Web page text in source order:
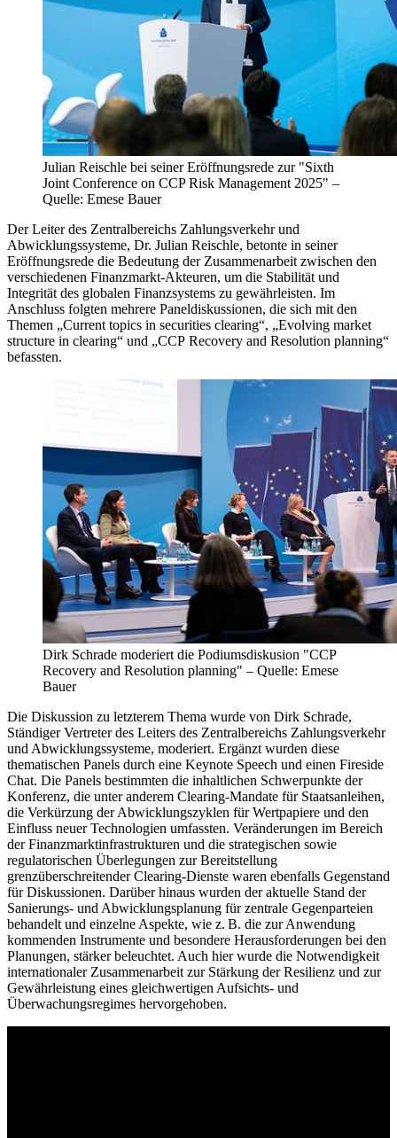
Julian Reischle bei seiner Eröffnungsrede zur "Sixth
Joint Conference on CCP Risk Management 2025" –
Quelle: Emese Bauer
Der Leiter des Zentralbereichs Zahlungsverkehr und
Abwicklungssysteme, Dr. Julian Reischle, betonte in seiner
Eröffnungsrede die Bedeutung der Zusammenarbeit zwischen den
verschiedenen Finanzmarkt-Akteuren, um die Stabilität und
Integrität des globalen Finanzsystems zu gewährleisten. Im
Anschluss folgten mehrere Paneldiskussionen, die sich mit den
Themen „Current topics in securities clearing“, „Evolving market
structure in clearing“ und „CCP Recovery and Resolution planning“
befassten.
Dirk Schrade moderiert die Podiumsdiskusion "CCP
Recovery and Resolution planning" – Quelle: Emese
Bauer
Die Diskussion zu letzterem Thema wurde von Dirk Schrade,
Ständiger Vertreter des Leiters des Zentralbereichs Zahlungsverkehr
und Abwicklungssysteme, moderiert. Ergänzt wurden diese
thematischen Panels durch eine Keynote Speech und einen Fireside
Chat. Die Panels bestimmten die inhaltlichen Schwerpunkte der
Konferenz, die unter anderem Clearing-Mandate für Staatsanleihen,
die Verkürzung der Abwicklungszyklen für Wertpapiere und den
Einfluss neuer Technologien umfassten. Veränderungen im Bereich
der Finanzmarktinfrastrukturen und die strategischen sowie
regulatorischen Überlegungen zur Bereitstellung
grenzüberschreitender Clearing-Dienste waren ebenfalls Gegenstand
für Diskussionen. Darüber hinaus wurden der aktuelle Stand der
Sanierungs- und Abwicklungsplanung für zentrale Gegenparteien
behandelt und einzelne Aspekte, wie z. B. die zur Anwendung
kommenden Instrumente und besondere Herausforderungen bei den
Planungen, stärker beleuchtet. Auch hier wurde die Notwendigkeit
internationaler Zusammenarbeit zur Stärkung der Resilienz und zur
Gewährleistung eines gleichwertigen Aufsichts- und
Überwachungsregimes hervorgehoben.